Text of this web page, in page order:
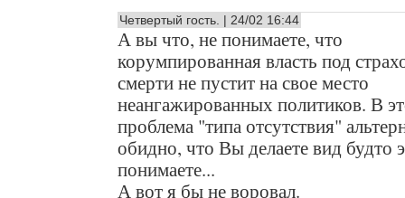
Четвертый гость. | 24/02 16:44
А вы что, не понимаете, что
корумпированная власть под
смерти не пустит на свое место
неангажированных политиков. В
проблема "типа отсутствия"
обидно, что Вы делаете вид будто
понимаете...
А вот я бы не воровал.